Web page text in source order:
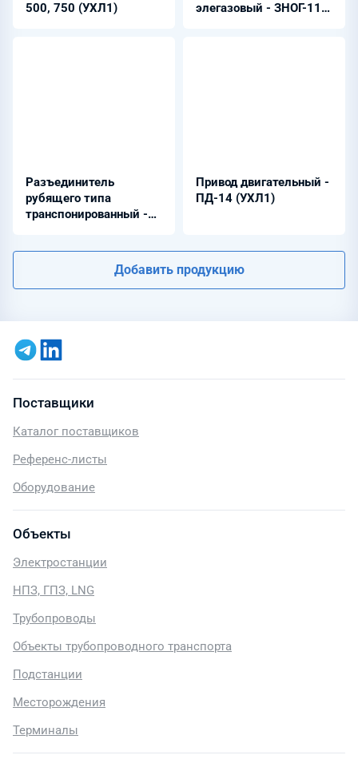
500, 750 (УХЛ1)
элегазовый - ЗНОГ-110
Разъединитель
рубящего типа
транспонированный -
Привод двигательный -
ПД-14 (УХЛ1)
Добавить продукцию
Поставщики
Каталог поставщиков
Референс-листы
Оборудование
Объекты
Электростанции
НПЗ, ГПЗ, LNG
Трубопроводы
Объекты трубопроводного транспорта
Подстанции
Месторождения
Терминалы